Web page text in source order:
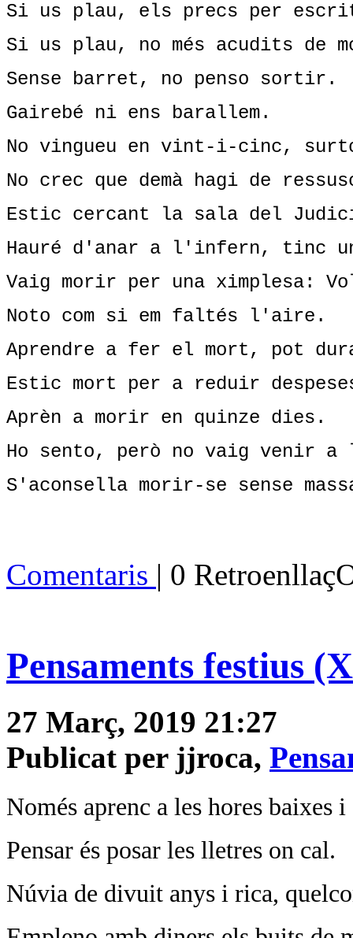
Si us plau, els precs per
Si us plau, no més acudits de
Sense barret, no penso sortir.
Gairebé ni ens barallem.
No vingueu en vint-i-cinc,
No crec que demà hagi de
Estic cercant la sala del
Hauré d'anar a l'infern, tinc
Vaig morir per una ximplesa:
Noto com si em faltés l'aire.
Aprendre a fer el mort, pot
Estic mort per a reduir
Aprèn a morir en quinze dies.
Ho sento, però no vaig venir a
S'aconsella morir-se sense
Comentaris | 0
Pensaments festius
27 Març, 2019 21:27
Publicat per jjroca,
Només aprenc a les hores baixes i
Pensar és posar les lletres on cal.
Núvia de divuit anys i rica,